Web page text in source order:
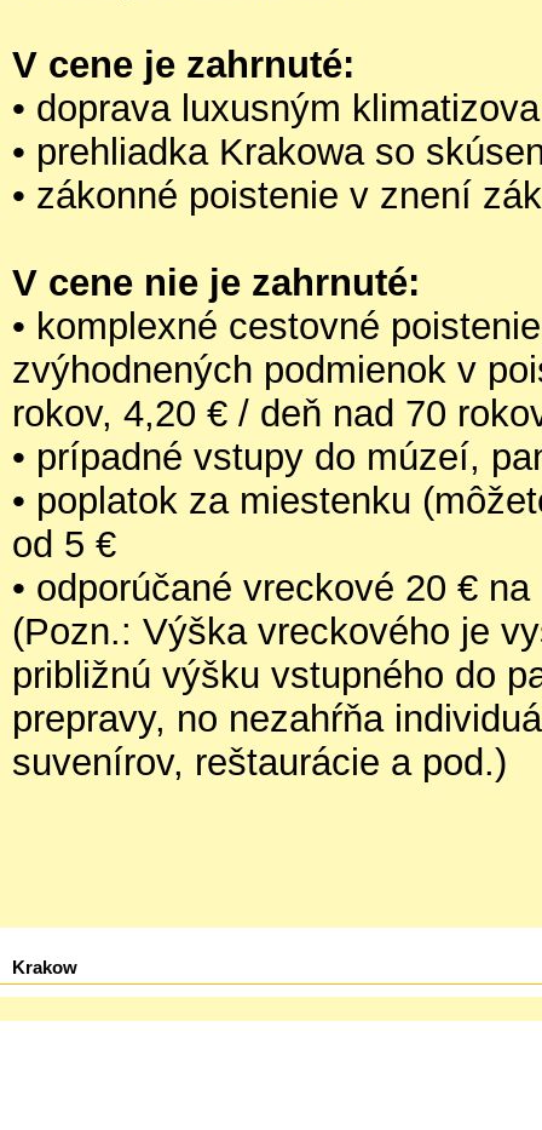
V cene je zahrnuté:
• doprava luxusným
• prehliadka Krakowa so
• zákonné poistenie v znení
V cene nie je zahrnuté:
• komplexné cestovné
zvýhodnených podmienok v
rokov, 4,20 € / deň nad 70
• prípadné vstupy do múzeí,
• poplatok za miestenku
od 5 €
• odporúčané vreckové 20 € na
(Pozn.: Výška vreckového je
približnú výšku vstupného do
prepravy, no nezahŕňa
suvenírov, reštaurácie a pod.)
Krakow